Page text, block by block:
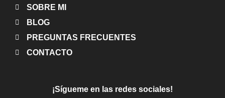
SOBRE MI
BLOG
PREGUNTAS FRECUENTES
CONTACTO
¡Sígueme en las redes sociales!